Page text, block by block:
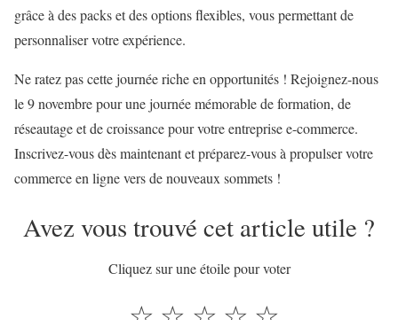
grâce à des packs et des options flexibles, vous permettant de
personnaliser votre expérience.
Ne ratez pas cette journée riche en opportunités ! Rejoignez-nous
le 9 novembre pour une journée mémorable de formation, de
réseautage et de croissance pour votre entreprise e-commerce.
Inscrivez-vous dès maintenant et préparez-vous à propulser votre
commerce en ligne vers de nouveaux sommets !
Avez vous trouvé cet article utile ?
Cliquez sur une étoile pour voter